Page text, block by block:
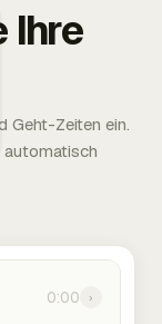
Ihre
Geht-Zeiten ein.
automatisch
0:00 ›